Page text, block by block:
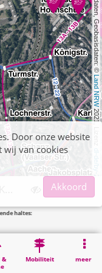
, Kartendaten, Geobasisdaten: ©
Land NRW
2021, Lizenz
dl-de/by-2-0
&
Mobiliteit meer
Aachen - Hörn/Königshügel
Door onze website
wij van cookies
Akkoord